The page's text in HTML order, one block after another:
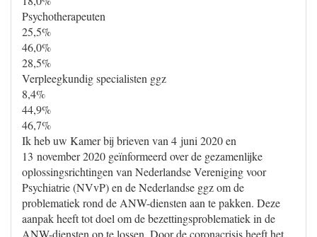
Psychotherapeuten
25,5%
46,0%
28,5%
Verpleegkundig specialisten ggz
8,4%
44,9%
46,7%
Ik heb uw Kamer bij brieven van 4 juni 2020 en
13 november 2020 geïnformeerd over de gezamenlijke
oplossingsrichtingen van Nederlandse Vereniging voor
Psychiatrie (NVvP) en de Nederlandse ggz om de
problematiek rond de ANW-diensten aan te pakken. Deze
aanpak heeft tot doel om de bezettingsproblematiek in de
ANW-diensten op te lossen. Door de coronacrisis heeft het